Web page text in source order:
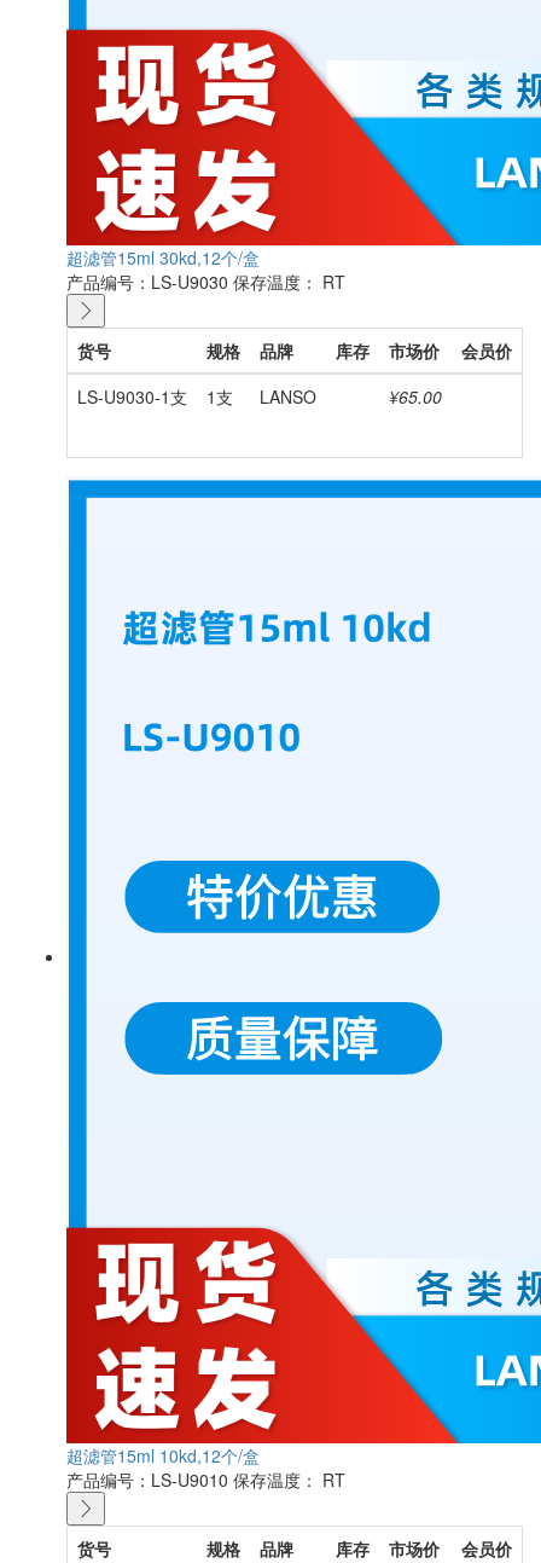
超滤管15ml 30kd,12个/盒
产品编号：LS-U9030 保存温度： RT
货号 规格 品牌 库存 市场价 会员价
LS-U9030-1支
1支 LANSO ¥65.00
超滤管15ml 10kd,12个/盒
产品编号：LS-U9010 保存温度： RT
货号 规格 品牌 库存 市场价 会员价